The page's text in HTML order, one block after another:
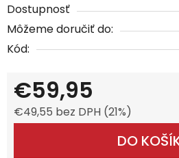
Dostupnosť
Môžeme doručiť do:
Kód:
€59,95
€49,55 bez DPH (21%)
DO